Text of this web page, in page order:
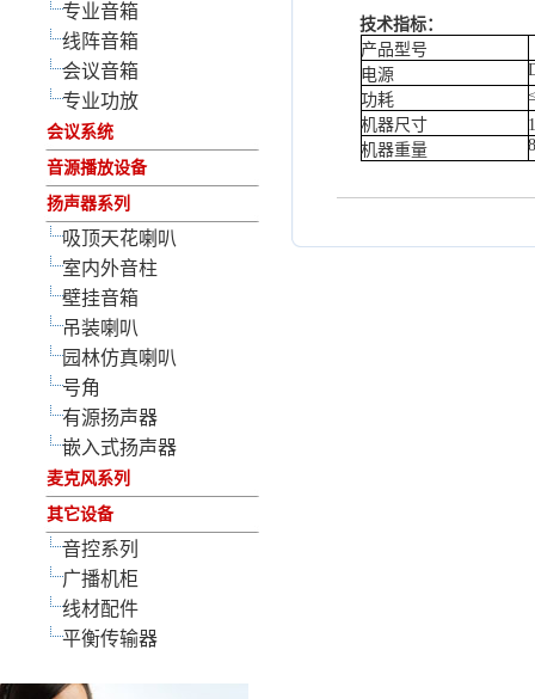
专业音箱
线阵音箱
会议音箱
专业功放
会议系统
音源播放设备
扬声器系列
吸顶天花喇叭
室内外音柱
壁挂音箱
吊装喇叭
园林仿真喇叭
号角
有源扬声器
嵌入式扬声器
麦克风系列
其它设备
音控系列
广播机柜
线材配件
平衡传输器
技术指标：
产品型号
电源
功耗
机器尺寸
机器重量